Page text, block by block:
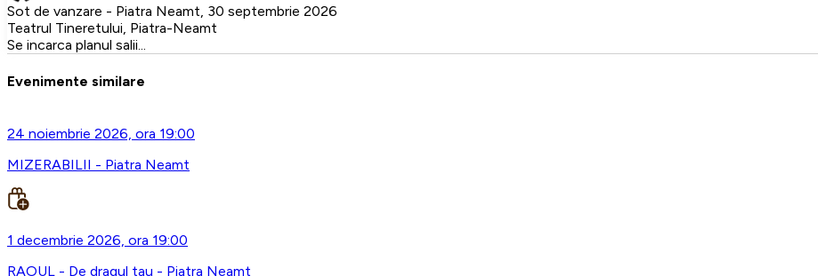
Sot de vanzare - Piatra Neamt, 30 septembrie 2026
Teatrul Tineretului, Piatra-Neamt
Se incarca planul salii...
Evenimente similare
24 noiembrie 2026, ora 19:00
MIZERABILII - Piatra Neamt
1 decembrie 2026, ora 19:00
RAOUL - De dragul tau - Piatra Neamt